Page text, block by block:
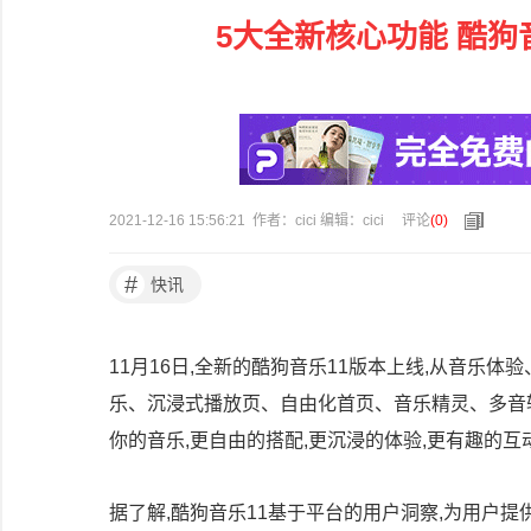
5大全新核心功能 酷
2021-12-16 15:56:21 作者：cici 编辑：cici 评论(0)
# 快讯
11月16日,全新的酷狗音乐11版本上线,从音乐体
乐、沉浸式播放页、自由化首页、音乐精灵、多
你的音乐,更自由的搭配,更沉浸的体验,更有趣的互
据了解,酷狗音乐11基于平台的用户洞察,为用户